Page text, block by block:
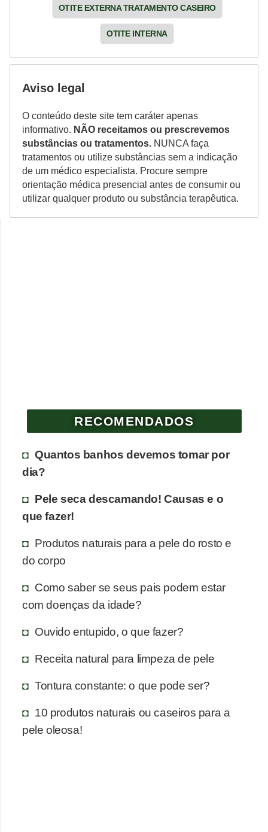
OTITE EXTERNA TRATAMENTO CASEIRO
OTITE INTERNA
Aviso legal
O conteúdo deste site tem caráter apenas
informativo. NÃO receitamos ou prescrevemos
substâncias ou tratamentos. NUNCA faça
tratamentos ou utilize substâncias sem a indicação
de um médico especialista. Procure sempre
orientação médica presencial antes de consumir ou
utilizar qualquer produto ou substância terapêutica.
RECOMENDADOS
Quantos banhos devemos tomar por
dia?
Pele seca descamando! Causas e o
que fazer!
Produtos naturais para a pele do rosto e
do corpo
Como saber se seus pais podem estar
com doenças da idade?
Ouvido entupido, o que fazer?
Receita natural para limpeza de pele
Tontura constante: o que pode ser?
10 produtos naturais ou caseiros para a
pele oleosa!